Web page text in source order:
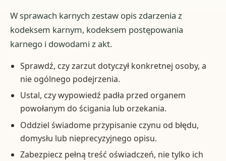
W sprawach karnych zestaw opis zdarzenia z
kodeksem karnym, kodeksem postępowania
karnego i dowodami z akt.
Sprawdź, czy zarzut dotyczył konkretnej osoby, a
nie ogólnego podejrzenia.
Ustal, czy wypowiedź padła przed organem
powołanym do ścigania lub orzekania.
Oddziel świadome przypisanie czynu od błędu,
domysłu lub nieprecyzyjnego opisu.
Zabezpiecz pełną treść oświadczeń, nie tylko ich